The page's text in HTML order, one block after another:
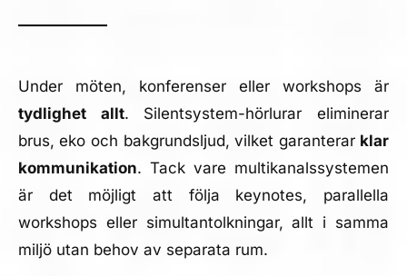
Under möten, konferenser eller workshops är
tydlighet allt. Silentsystem-hörlurar eliminerar
brus, eko och bakgrundsljud, vilket garanterar klar
kommunikation. Tack vare multikanalssystemen
är det möjligt att följa keynotes, parallella
workshops eller simultantolkningar, allt i samma
miljö utan behov av separata rum.